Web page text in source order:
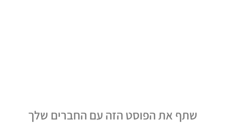
שתף את הפוסט הזה עם החברים שלך